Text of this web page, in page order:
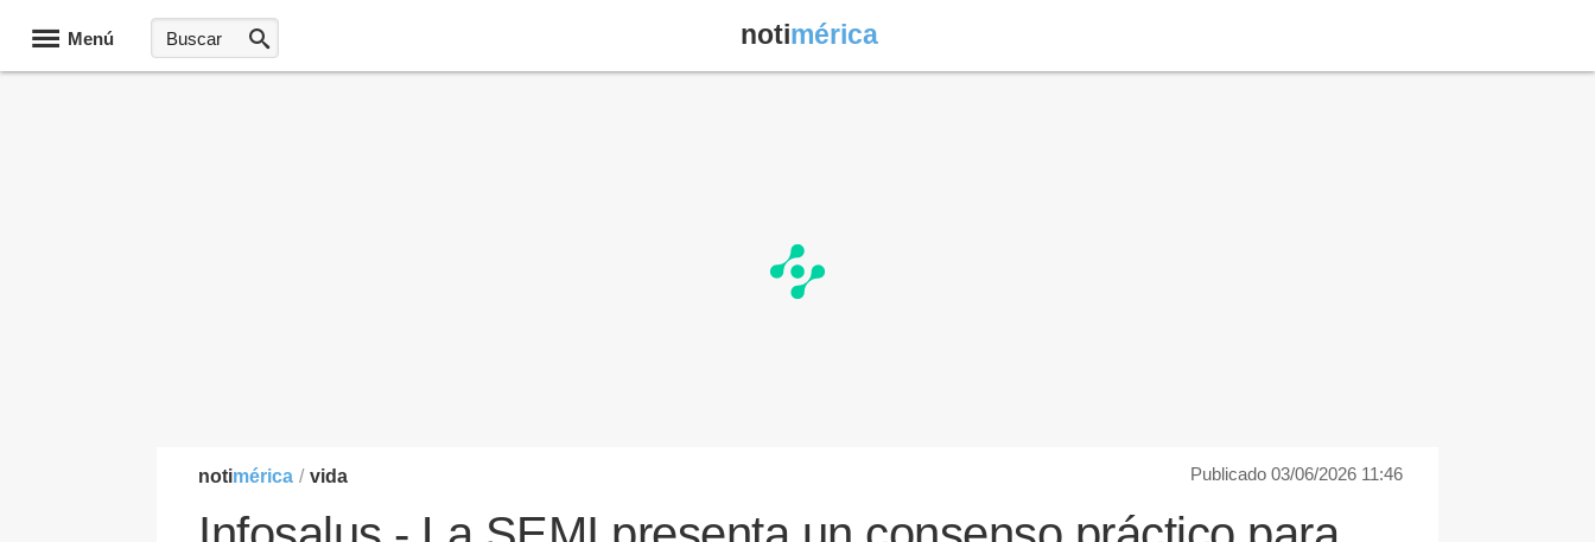
Menú notimérica
notimérica / vida Publicado 03/06/2026 11:46